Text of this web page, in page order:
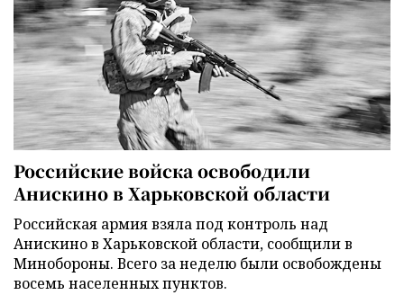
Российские войска освободили
Анискино в Харьковской области
Российская армия взяла под контроль над
Анискино в Харьковской области, сообщили в
Минобороны. Всего за неделю были освобождены
восемь населенных пунктов.